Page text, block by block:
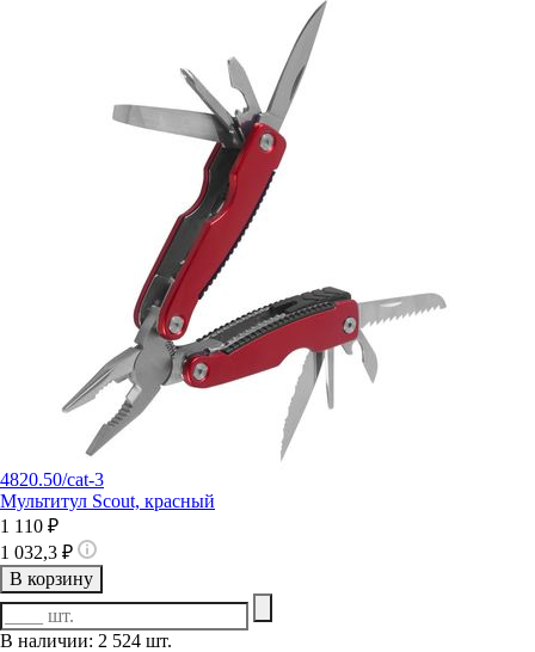
4820.50/cat-3
Мультитул Scout, красный
1 110 ₽
1 032,3 ₽
В корзину
В наличии: 2 524 шт.